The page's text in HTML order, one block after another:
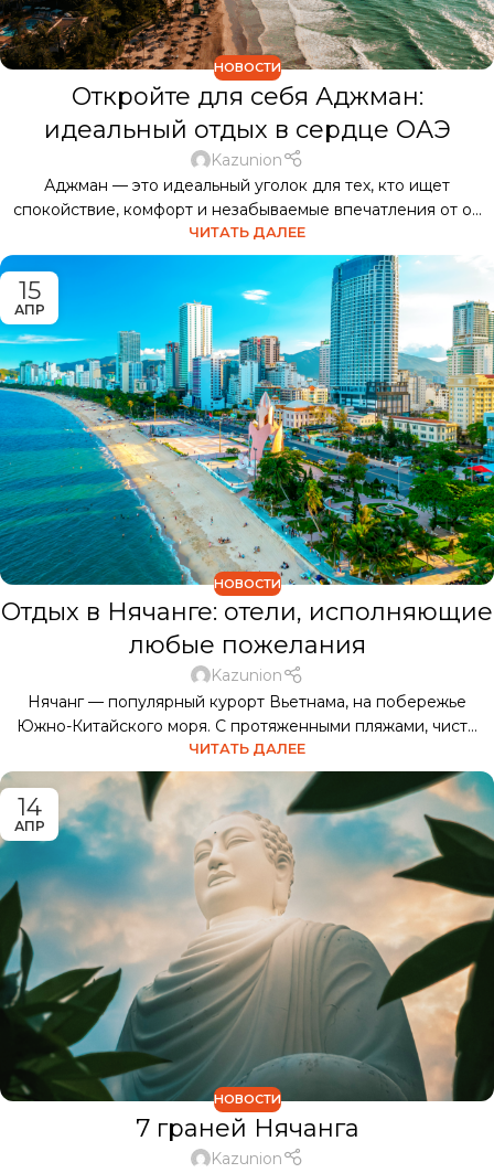
НОВОСТИ
Откройте для себя Аджман:
идеальный отдых в сердце ОАЭ
Kazunion
Аджман — это идеальный уголок для тех, кто ищет
спокойствие, комфорт и незабываемые впечатления от о...
ЧИТАТЬ ДАЛЕЕ
15
АПР
НОВОСТИ
Отдых в Нячанге: отели, исполняющие
любые пожелания
Kazunion
Нячанг — популярный курорт Вьетнама, на побережье
Южно-Китайского моря. С протяженными пляжами, чист...
ЧИТАТЬ ДАЛЕЕ
14
АПР
НОВОСТИ
7 граней Нячанга
Kazunion